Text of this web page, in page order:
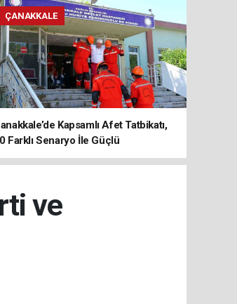
ÇANAKKALE
Kapsamlı Afet Tatbikatı,
Farklı Senaryo İle Güçlü
ve